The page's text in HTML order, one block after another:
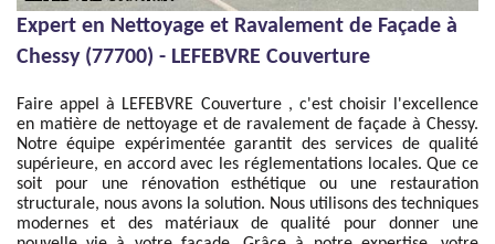
Expert en Nettoyage et Ravalement de Façade à
Chessy (77700) - LEFEBVRE Couverture
Faire appel à LEFEBVRE Couverture , c'est choisir l'excellence
en matière de nettoyage et de ravalement de façade à Chessy.
Notre équipe expérimentée garantit des services de qualité
supérieure, en accord avec les réglementations locales. Que ce
soit pour une rénovation esthétique ou une restauration
structurale, nous avons la solution. Nous utilisons des techniques
modernes et des matériaux de qualité pour donner une